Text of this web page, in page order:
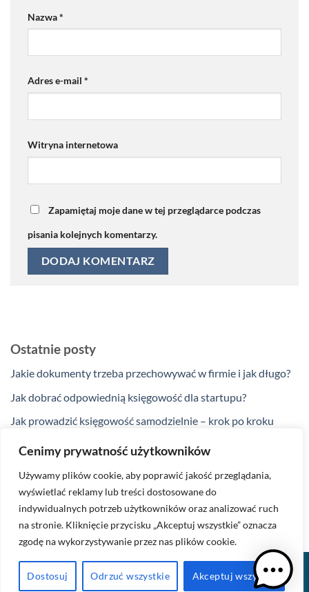
Cenimy prywatność użytkowników
Używamy plików cookie, aby poprawić jakość przeglądania,
wyświetlać reklamy lub treści dostosowane do
indywidualnych potrzeb użytkowników oraz analizować ruch
na stronie. Kliknięcie przycisku „Akceptuj wszystkie” oznacza
zgodę na wykorzystywanie przez nas plików cookie.
Dostosuj Odrzuć wszystkie Akceptuj wszystko
Nazwa*
Adres e-mail *
Witryna internetowa
Zapamiętaj moje dane w tej przeglądarce podczas
pisania kolejnych komentarzy.
Ostatnie posty
Jakie dokumenty trzeba przechowywać w firmie i jak długo?
Jak dobrać odpowiednią księgowość dla startupu?
Jak prowadzić księgowość samodzielnie – krok po kroku
Jakie ulgi podatkowe przysługują przedsiębiorcom w 2025
Kiedy zakup na firmę nie jest kosztem podatkowym?
Księgowa z polecenia 2026 ©Projekt i kodowanie: AIDWAY